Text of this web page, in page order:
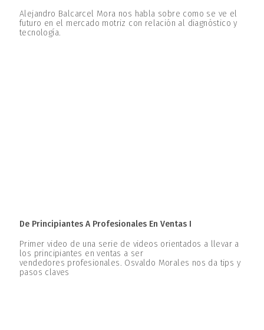
Alejandro Balcarcel Mora nos habla sobre como se ve el
futuro en el mercado motriz con relación al diagnóstico y
tecnología.
De Principiantes A Profesionales En Ventas I
Primer video de una serie de videos orientados a llevar a
los principiantes en ventas a ser
vendedores profesionales. Osvaldo Morales nos da tips y
pasos claves